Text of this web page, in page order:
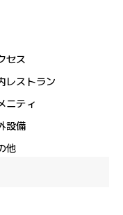
セス
レストラン
ニティ
設備
他